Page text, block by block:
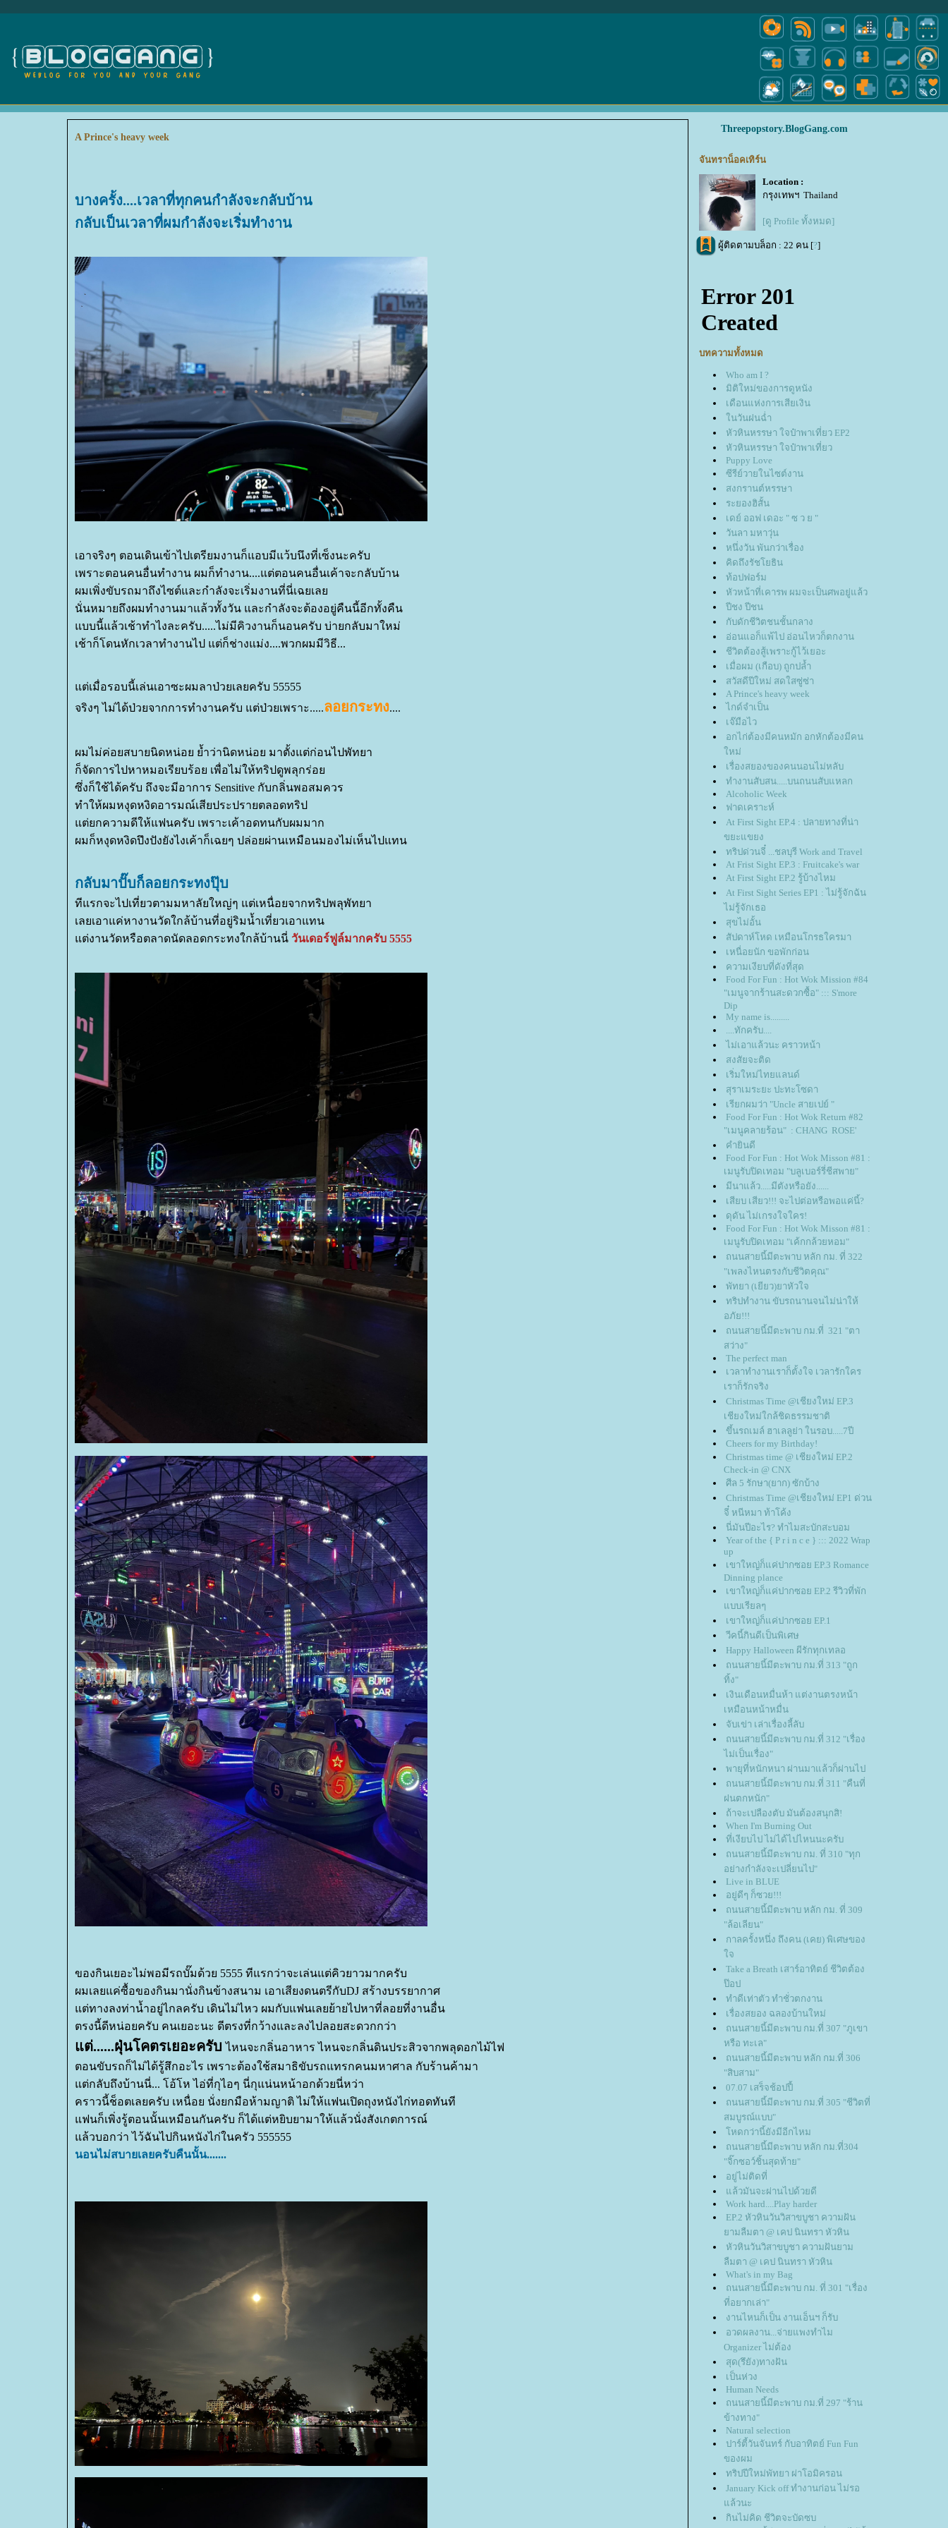
A Prince's heavy week
บางครั้ง....เวลาที่ทุกคนกำลังจะกลับบ้าน
กลับเป็นเวลาที่ผมกำลังจะเริ่มทำงาน
เอาจริงๆ ตอนเดินเข้าไปเตรียมงานก็แอบมีแว้บนึงที่เซ็งนะครับ
เพราะตอนคนอื่นทำงาน ผมก็ทำงาน....แต่ตอนคนอื่นเค้าจะกลับบ้าน
ผมเพิ่งขับรถมาถึงไซต์และกำลังจะเริ่มงานที่นี่เฉยเล
นั่นหมายถึงผมทำงานมาแล้วทั้งวัน และกำลังจะต้องอยู่คืนนี้อีกทั้งคืน
บบนี้แล้วเช้าทำไงละครับ.....ไม่มีคิวงานก็นอนครับ บ่ายกลับมาใหม่
เช้าก็โดนหักเวลาทำงานไป แต่ก็ช่างแม่ง....พวกผมมีวิธี...
ต่เมื่อรอบนี้เล่นเอาซะผมลาป่วยเลยครับ 55555
จริงๆ ไม่ได้ป่วยจากการทำงานครับ แต่ป่วยเพราะ.....ลอยกระทง....
ผมไม่ค่อยสบายนิดหน่อย ย้ำว่านิดหน่อย มาตั้งแต่ก่อนไปพัทยา
ก็จัดการไปหาหมอเรียบร้อย เพื่อไม่ให้ทริปดูพลุกร่อ
ซึ่งก็ใช้ได้ครับ ถึงจะมีอาการ Sensitive กับกลิ่นพอสมควร
ทำให้ผมหงุดหงิดอารมณ์เสียประปรายตลอดทริป
ต่ยกความดีให้แฟนครับ เพราะเค้าอดทนกับผมมาก
ผมก็หงุดหงิดปึงปังยังไงเค้าก็เฉยๆ ปล่อยผ่านเหมือนมองไม่เห็นไปแทน
กลับมาปั๊บก็ลอยกระทงปุ๊บ
ทีแรกจะไปเที่ยวตามมหาลัยใหญ่ๆ แต่เหนื่อยจากทริปพลุพัทยา
เลยเอาแค่หางานวัดใกล้บ้านที่อยู่ริมน้ำเที่ยวเอาแทน
ต่งานวัดหรือตลาดนัดลอดกระทงใกล้บ้านนี่ วันเดอร์ฟูล์มากครับ 5555
ของกินเยอะไม่พอมีรถบั๊มด้วย 5555 ทีแรกว่าจะเล่นแต่คิวยาวมากครับ
ผมเลยแค่ซื้อของกินมานั่งกินข้างสนาม เอาเสียงดนตรีกับDJ สร้างบรรยากาศ
ต่ทางลงท่าน้ำอยู่ไกลครับ เดินไม่ไหว ผมกับแฟนเลยย้ายไปหาที่ลอยที่งานอื่น
ตรงนี้ดีหน่อยครับ คนเยอะนะ ดีตรงที่กว้างและลงไปลอยสะดวกกว่า
ต่......ฝุ่นโคตรเยอะครับไหนจะกลิ่นอาหาร ไหนจะกลิ่นดินประสิวจากพลุดอกไม้ไฟ
ตอนขับรถก็ไม่ได้รู้สึกอะไร เพราะต้องใช้สมาธิขับรถแทรกคนมหาศาล กับร้านค้ามา
ต่กลับถึงบ้านนี่... โอ้โห ไอ่ที่กุไอๆ นี่กุแน่นหน้าอกด้วยนี่หว่า
คราวนี้ช็อตเลยครับ เหนื่อย นั่งยกมือห้ามญาติ ไม่ให้แฟนเปิดถุงหนังไก่ทอดทันที
ฟนก็เพิ่งรู้ตอนนั้นเหมือนกันครับ ก็ได้แต่หยิบยามาให้แล้วนั่งสังเกตการณ์
ล้วบอกว่า ไว้ฉันไปกินหนังไก่ในครัว 555555
นอนไม่สบายเลยครับคืนนั้น.......
Threepopstory.BlogGang.com
จันทราน็อคเทิร์น
Location :
กรุงเทพฯ Thailand
[ดู Profile ทั้งหมด]
ผู้ติดตามบล็อก : 22 คน [?]
บทความทั้งหมด
Who am I ?
มิติใหม่ของการดูหนัง
เดือนแห่งการเสียเงิน
นวันฝนฉ่ำ
หัวหินหรรษา ใจป๋าพาเที่ยว EP2
หัวหินหรรษา ใจป๋าพาเที่ยว
Puppy Love
ซีรีย์วายในไซต์งาน
สงกรานต์หรรษา
ระยองฮิสั้น
เดย์ ออฟ เดอะ " ซ ว ย "
วันลา มหาวุ่น
หนึ่งวัน พันกว่าเรื่อง
คิดถึงรัชโยธิน
ท้อปฟอร์ม
หัวหน้าที่เคารพ ผมจะเป็นศพอยู่แล้ว
ปีชง ปีชน
กับดักชีวิตชนชั้นกลาง
อ่อนแอก็แพ้ไป อ่อนไหวก็ตกงาน
ชีวิตต้องสู้เพราะกู้ไว้เยอะ
เมื่อผม (เกือบ) ถูกปล้ำ
สวัสดีปีใหม่ สดใสซู่ซ่า
A Prince's heavy week
ไกด์จำเป็น
เจ๊มือไว
อกไก่ต้องมีคนหมัก อกหักต้องมีคน
หม่
เรื่องสยองของคนนอนไม่หลับ
ทำงานสับสน.....บนถนนสับแหลก
Alcoholic Week
ฟาดเคราะห์
At First Sight EP.4 : ปลายทางที่น่า
ขยะแขยง
ทริปด่วนจี๋ ...ชลบุรี Work and Travel
At Frist Sight EP.3 : Fruitcake's war
At First Sight EP.2 รู้บ้างไหม
At First Sight Series EP1 : ไม่รู้จักฉัน
ไม่รู้จักเธอ
สุขไม่อั้น
สัปดาห์โหด เหมือนโกรธใครมา
เหนื่อยนัก ขอพักก่อน
ความเงียบที่ดังที่สุด
Food For Fun : Hot Wok Mission #84
"เมนูจากร้านสะดวกซื้อ" ::: S'more
Dip
My name is.........
....ทักครับ....
ไม่เอาแล้วนะ คราวหน้า
สงสัยจะติด
เริ่มใหม่ไทยแลนด์
สุราเมระยะ ปะทะโซดา
เรียกผมว่า "Uncle สายเปย์ "
Food For Fun : Hot Wok Return #82
"เมนูคลายร้อน" : CHANG ROSE'
คำยินดี
Food For Fun : Hot Wok Misson #81 :
เมนูรับปิดเทอม "บลูเบอร์รี่ชีสพาย"
มีนาแล้ว.....มีตังหรือยัง......
เสียบ เสียว!!! จะไปต่อหรือพอแค่นี้?
ดุดัน ไม่เกรงใจใคร!
Food For Fun : Hot Wok Misson #81 :
เมนูรับปิดเทอม "เค้กกล้วยหอม"
ถนนสายนี้มีตะพาบ หลัก กม. ที่ 322
"เพลงไหนตรงกับชีวิตคุณ"
พัทยา (เยียว)ยาหัวใจ
ทริปทำงาน ขับรถนานจนไม่น่าให้
อภัย!!!
ถนนสายนี้มีตะพาบ กม.ที่ 321 "ตา
สว่าง"
The perfect man
เวลาทำงานเราก็ตั้งใจ เวลารักใคร
เราก็รักจริง
Christmas Time @เชียงใหม่ EP.3
เชียงใหม่ใกล้ชิดธรรมชาติ
ขึ้นรถเมล์ ฮาเลลูย่า ในรอบ.....7ปี
Cheers for my Birthday!
Christmas time @ เชียงใหม่ EP.2
Check-in @ CNX
ศีล 5 รักษา(ยาก) ซักบ้าง
Christmas Time @เชียงใหม่ EP1 ด่วน
จี๋ หนีหมา ท้าโค้ง
นี่มันปีอะไร? ทำไมสะบักสะบอม
Year of the { P r i n c e } ::: 2022 Wrap
up
เขาใหญ่ก็แค่ปากซอย EP.3 Romance
Dinning plance
เขาใหญ่ก็แค่ปากซอย EP.2 รีวิวที่พัก
บบเรียลๆ
เขาใหญ่ก็แค่ปากซอย EP.1
วีคนี้กินดีเป็นพิเศษ
Happy Halloween ผีรักทุกเทลอ
ถนนสายนี้มีตะพาบ กม.ที่ 313 "ถูก
ทิ้ง"
เงินเดือนหมื่นห้า แต่งานตรงหน้า
เหมือนหน้าหมื่น
จับเข่า เล่าเรื่องลี้ลับ
ถนนสายนี้มีตะพาบ กม.ที่ 312 "เรื่อง
ไม่เป็นเรื่อง"
พายุที่หนักหนา ผ่านมาแล้วก็ผ่านไป
ถนนสายนี้มีตะพาบ กม.ที่ 311 "คืนที่
ฝนตกหนัก"
ถ้าจะเปลืองตับ มันต้องสนุกสิ!
When I'm Burning Out
ที่เงียบไป ไม่ได้ไปไหนนะครับ
ถนนสายนี้มีตะพาบ กม. ที่ 310 "ทุก
อย่างกำลังจะเปลี่ยนไป"
Live in BLUE
อยู่ดีๆ ก็ซวย!!!
ถนนสายนี้มีตะพาบ หลัก กม. ที่ 309
"ล้อเลียน"
กาลครั้งหนึ่ง ถึงคน (เคย) พิเศษของ
จ
Take a Breath เสาร์อาทิตย์ ชีวิตต้อง
ป๊อป
ทำดีเท่าตัว ทำชั่วตกงาน
เรื่องสยอง ฉลองบ้านใหม่
ถนนสายนี้มีตะพาบ กม.ที่ 307 "ภูเขา
หรือ ทะเล"
ถนนสายนี้มีตะพาบ หลัก กม.ที่ 306
"สิบสาม"
07.07 เสร็จช้อปปี้
ถนนสายนี้มีตะพาบ กม.ที่ 305 "ชีวิตที่
สมบูรณ์แบบ"
หดกว่านี้ยังมีอีกไหม
ถนนสายนี้มีตะพาบ หลัก กม.ที่304
"จิ๊กซอว์ชิ้นสุดท้าย"
อยู่ไม่ติดที่
ล้วมันจะผ่านไปด้วยดี
Work hard....Play harder
EP.2 หัวหินวันวิสาขบูชา ความฝัน
ามลืมตา @ เคป นินทรา หัวหิน
หัวหินวันวิสาขบูชา ความฝันยาม
ลืมตา @ เคป นินทรา หัวหิน
What's in my Bag
ถนนสายนี้มีตะพาบ กม. ที่ 301 "เรื่อง
ที่อยากเล่า"
งานไหนก็เป็น งานเอ็นฯ ก็รับ
อวดผลงาน...จ่ายแพงทำไม
Organizer ไม่ต้อง
สุด(รึยัง)ทางฝัน
เป็นห่วง
Human Needs
ถนนสายนี้มีตะพาบ กม.ที่ 297 "ร้าน
ข้างทาง"
Natural selection
ปาร์ตี้วันจันทร์ กับอาทิตย์ Fun Fun
ของผม
ทริปปีใหม่พัทยา ผ่าโอมิครอน
January Kick off ทำงานก่อน ไม่รอ
ล้วนะ
กินไม่คิด ชีวิตจะบัดซบ